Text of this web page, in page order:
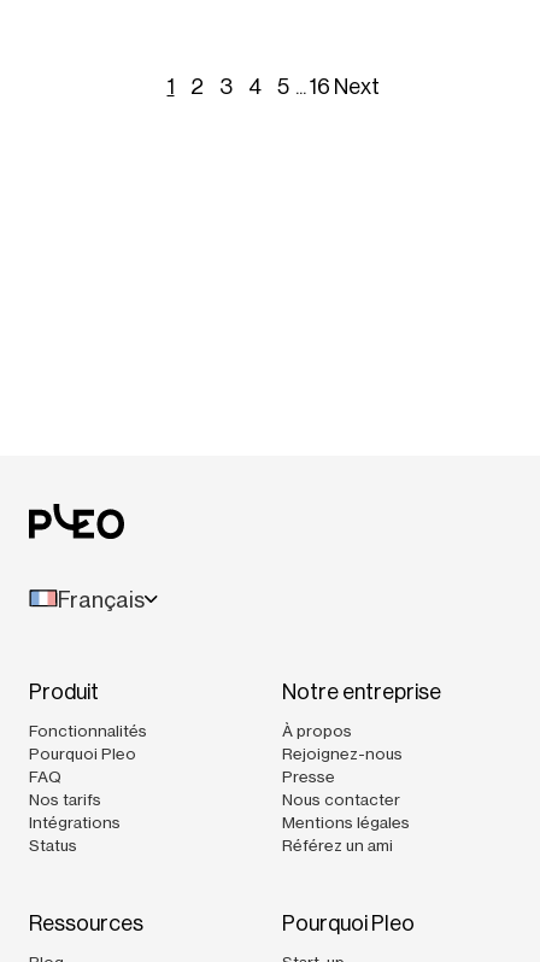
1 2 3 4 5 ...16 Next
Français
Produit
Fonctionnalités
Pourquoi Pleo
FAQ
Nos tarifs
Intégrations
Status
Notre entreprise
À propos
Rejoignez-nous
Presse
Nous contacter
Mentions légales
Référez un ami
Ressources Pourquoi Pleo